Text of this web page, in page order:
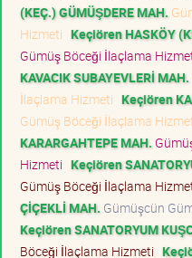
(KEÇ.) GÜMÜŞDERE MAH.
Hizmeti Keçiören HASKÖY
Gümüş Böceği İlaçlama
KAVACIK SUBAYEVLERİ MAH.
İlaçlama Hizmeti Keçiören
Gümüş Böceği İlaçlama
KARARGAHTEPE MAH.
Hizmeti Keçiören
Gümüş Böceği İlaçlama
ÇİÇEKLİ MAH. Gümüşcün
Keçiören SANATORYUM
Böceği İlaçlama Hizmeti